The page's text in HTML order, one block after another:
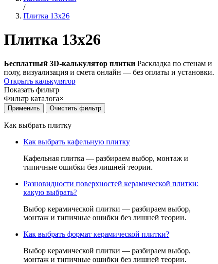
/
Плитка 13x26
Плитка 13x26
Бесплатный 3D-калькулятор плитки Раскладка по стенам и
полу, визуализация и смета онлайн — без оплаты и установки.
Открыть калькулятор
Показать фильтр
Фильтр каталога×
Как выбрать плитку
Как выбрать кафельную плитку
Кафельная плитка — разбираем выбор, монтаж и
типичные ошибки без лишней теории.
Разновидности поверхностей керамической плитки:
какую выбрать?
Выбор керамической плитки — разбираем выбор,
монтаж и типичные ошибки без лишней теории.
Как выбрать формат керамической плитки?
Выбор керамической плитки — разбираем выбор,
монтаж и типичные ошибки без лишней теории.